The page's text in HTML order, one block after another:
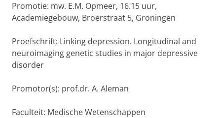
Promotie: mw. E.M. Opmeer, 16.15 uur,
Academiegebouw, Broerstraat 5, Groningen
Proefschrift: Linking depression. Longitudinal and
neuroimaging genetic studies in major depressive
disorder
Promotor(s): prof.dr. A. Aleman
Faculteit: Medische Wetenschappen